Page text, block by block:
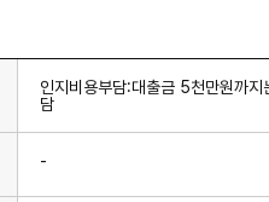
인지비용부담:대출금 5천만원까
담
-